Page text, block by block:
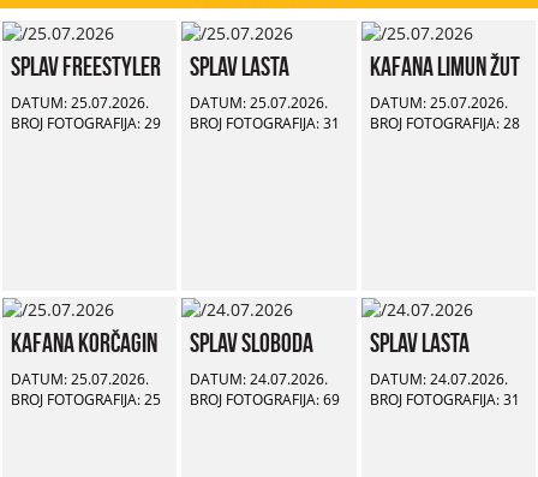
Splav Freestyler
DATUM: 25.07.2026.
BROJ FOTOGRAFIJA: 29
Splav Lasta
DATUM: 25.07.2026.
BROJ FOTOGRAFIJA: 31
Kafana Limun Žut
DATUM: 25.07.2026.
BROJ FOTOGRAFIJA: 28
Kafana Korčagin
DATUM: 25.07.2026.
BROJ FOTOGRAFIJA: 25
Splav Sloboda
DATUM: 24.07.2026.
BROJ FOTOGRAFIJA: 69
Splav Lasta
DATUM: 24.07.2026.
BROJ FOTOGRAFIJA: 31